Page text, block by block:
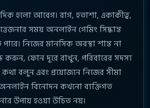
হলো আবেগ। রাগ, হতাশা, একাকীত্ব,
সময় অনলাইন গেমিং সিদ্ধান্ত
নিজের মানসিক অবস্থা শান্ত না
করুন, ফোন দূরে রাখুন, পরিবারের সদস্য
কথা বলুন এবং প্রয়োজনে নিজের সীমা
বিনোদন কখনো ব্যক্তিগত
উপায় হওয়া উচিত নয়।